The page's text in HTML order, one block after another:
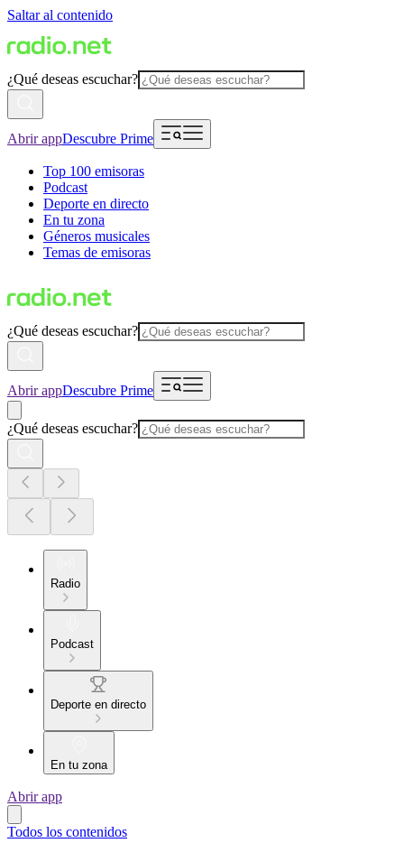
Saltar al contenido
¿Qué deseas escuchar?
Abrir appDescubre Prime
Top 100 emisoras
Podcast
Deporte en directo
En tu zona
Géneros musicales
Temas de emisoras
¿Qué deseas escuchar?
Abrir appDescubre Prime
¿Qué deseas escuchar?
Radio
Podcast
Deporte en directo
En tu zona
Abrir app
Todos los contenidos